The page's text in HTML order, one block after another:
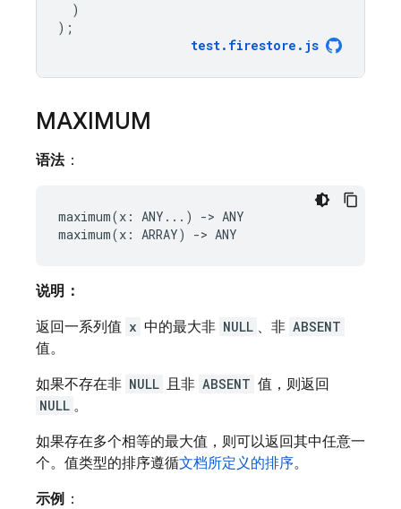
)
);
test. firestore . js
MAXIMUM
语法：
maximum(x: ANY...) -> ANY
说明：
返回一系列值 x 中的最大非 NULL 、非 ABSENT
值。
如果不存在非 NULL 且非 ABSENT 值，则返回
NULL 。
如果存在多个相等的最大值，则可以返回其中任意一
个。值类型的排序遵循文档所定义的排序。
示例 ：